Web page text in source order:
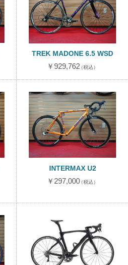
TREK MADONE 6.5 WSD
￥929,762（税込）
INTERMAX U2
￥297,000（税込）